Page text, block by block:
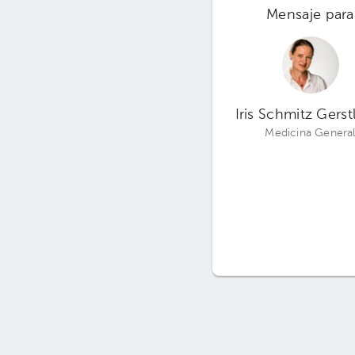
Mensaje para
Iris Schmitz
Medicina General